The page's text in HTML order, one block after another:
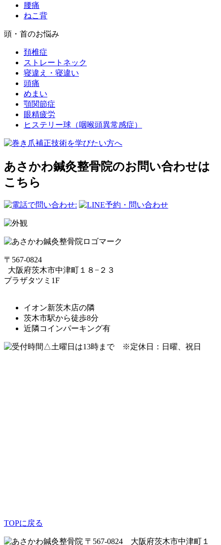
腰痛
ねこ背
頭・首のお悩み
頚椎症
ストレートネック
寝違え・寝違い
頭痛
めまい
顎関節症
眼精疲労
ヒステリー球（咽喉頭異常感症）
あさかわ鍼灸整⾻院のお問い合わせは
こちら
〒567-0824
⼤阪府茨⽊市中津町１８−２３
プラザタツミ1F
イオン新茨木店の隣
茨木市駅から徒歩8分
近隣コインパーキング有
△土曜日は13時まで ※定休日：日曜、祝日
TOPに戻る
〒567-0824 大阪府茨木市中津町１